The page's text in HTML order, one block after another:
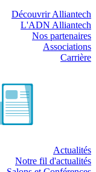
Découvrir Alliantech
L'ADN Alliantech
Nos partenaires
Associations
Carrière
Actualités
Notre fil d'actualités